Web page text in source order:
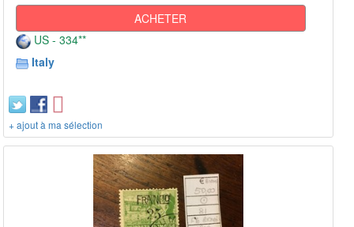
ACHETER
US - 334**
Italy
+ ajout à ma sélection